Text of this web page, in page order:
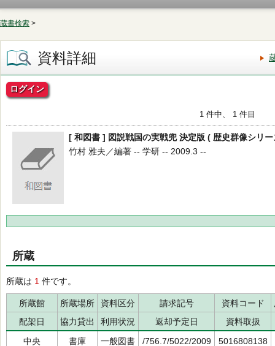
蔵書検索 >
資料詳細
ログイン
1 件中、 1 件目
[ 和図書 ] 図説戦国の実戦兜 決定版 ( 歴史群像シリー
竹村 雅夫／編著 -- 学研 -- 2009.3 --
所蔵
所蔵は 1 件です。
所蔵館 所蔵場所 資料区分 請求記号 資料コード
配架日
協力貸出 利用状況 返却予定日
資料取扱
中央
書庫 一般図書 /756.7/5022/2009
5016808138